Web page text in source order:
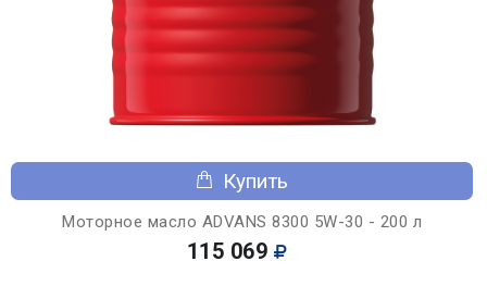
Купить
Моторное масло ADVANS 8300 5W-30 - 200 л
115 069